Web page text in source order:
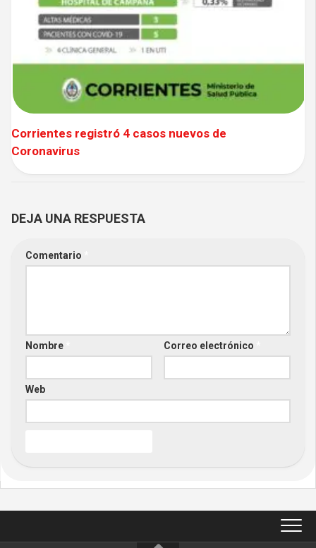
Corrientes registró 4 casos nuevos de
Coronavirus
DEJA UNA RESPUESTA
Comentario
Nombre Correo electrónico
Web